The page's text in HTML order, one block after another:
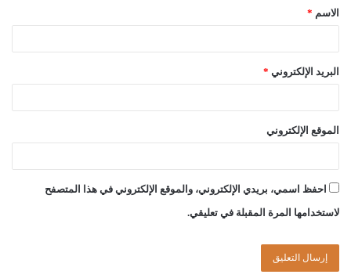
لجنة الفتوى بدار الإفتاء:
عبد الرحمن بن حسين قدوع
الاسم *
البريد الإلكتروني *
الموقع الإلكتروني
احفظ اسمي، بريدي الإلكتروني، والموقع الإلكتروني في هذا المتصفح
لاستخدامها المرة المقبلة في تعليقي.